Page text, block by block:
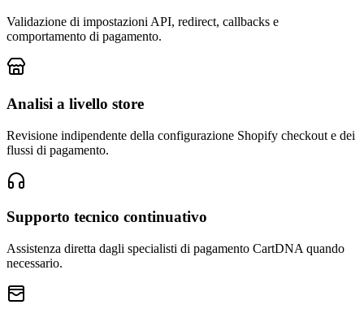
Validazione di impostazioni API, redirect, callbacks e
comportamento di pagamento.
Analisi a livello store
Revisione indipendente della configurazione Shopify checkout e dei
flussi di pagamento.
Supporto tecnico continuativo
Assistenza diretta dagli specialisti di pagamento CartDNA quando
necessario.